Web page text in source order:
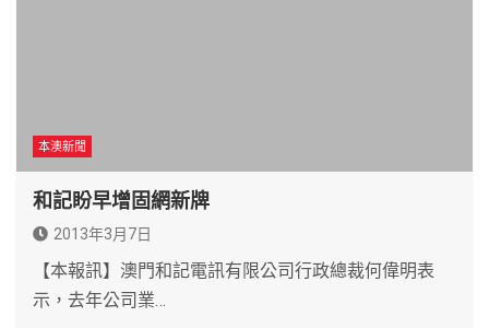
本澳新聞
和記盼早增固網新牌
2013年3月7日
【本報訊】澳門和記電訊有限公司行政總裁何偉明表
示，去年公司業…